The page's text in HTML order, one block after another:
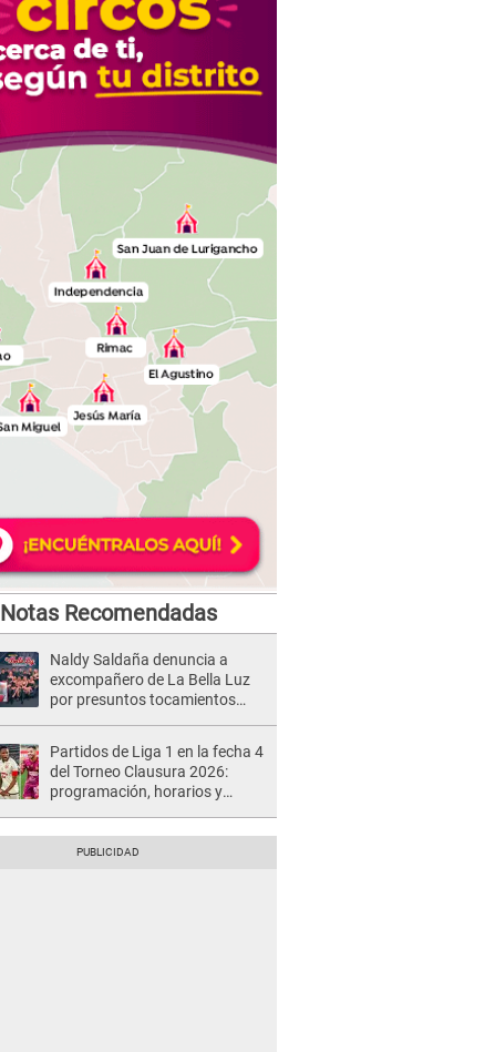
Notas Recomendadas
Naldy Saldaña denuncia a
excompañero de La Bella Luz
por presuntos tocamientos
Partidos de Liga 1 en la fecha 4
del Torneo Clausura 2026:
programación, horarios y